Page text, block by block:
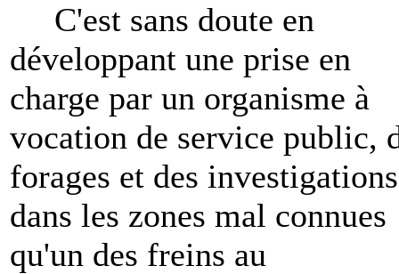
C'est sans doute en
développant une prise en
charge par un organisme à
vocation de service public,
forages et des investigations
dans les zones mal connues
qu'un des freins au